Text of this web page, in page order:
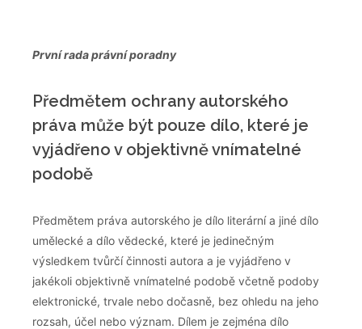
První rada právní poradny
Předmětem ochrany autorského
práva může být pouze dílo, které je
vyjádřeno v objektivně vnímatelné
podobě
Předmětem práva autorského je dílo literární a jiné dílo
umělecké a dílo vědecké, které je jedinečným
výsledkem tvůrčí činnosti autora a je vyjádřeno v
jakékoli objektivně vnímatelné podobě včetně podoby
elektronické, trvale nebo dočasně, bez ohledu na jeho
rozsah, účel nebo význam. Dílem je zejména dílo